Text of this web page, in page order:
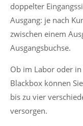
doppelter
Ausgang: je nach
zwischen einem
Ausgangsbuchse.
Ob im Labor oder
Blackbox können
bis zu vier
versorgen.